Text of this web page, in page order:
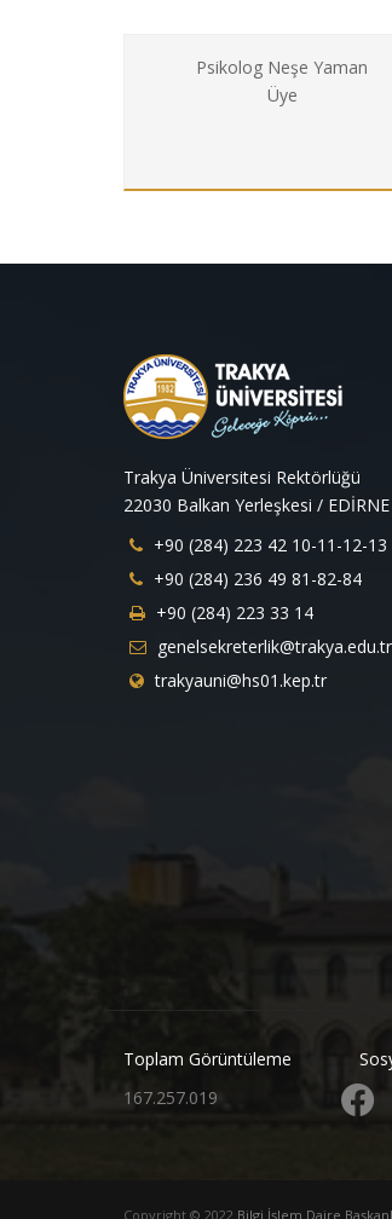
Psikolog Neşe Yaman
Üye
Trakya Üniversitesi Rektörlüğü
22030 Balkan Yerleşkesi / EDİRNE
+90 (284) 223 42 10-11-12-13
+90 (284) 236 49 81-82-84
+90 (284) 223 33 14
genelsekreterlik@trakya.edu.tr
trakyauni@hs01.kep.tr
Toplam Görüntüleme
167.257.019
Copyright © 2022 Bilgi İşlem Daire